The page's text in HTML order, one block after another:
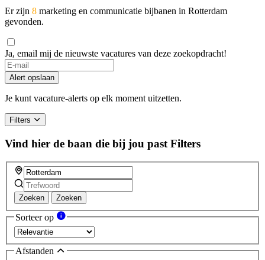
Er zijn 8 marketing en communicatie bijbanen in Rotterdam
gevonden.
Ja, email mij de nieuwste vacatures van deze zoekopdracht!
Alert opslaan
Je kunt vacature-alerts op elk moment uitzetten.
Filters
Vind hier de baan die bij jou past Filters
Zoeken Zoeken
Sorteer op
Afstanden